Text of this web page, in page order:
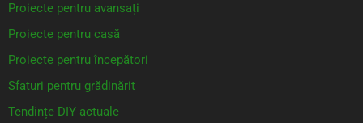
Proiecte pentru avansați
Proiecte pentru casă
Proiecte pentru începători
Sfaturi pentru grădinărit
Tendințe DIY actuale